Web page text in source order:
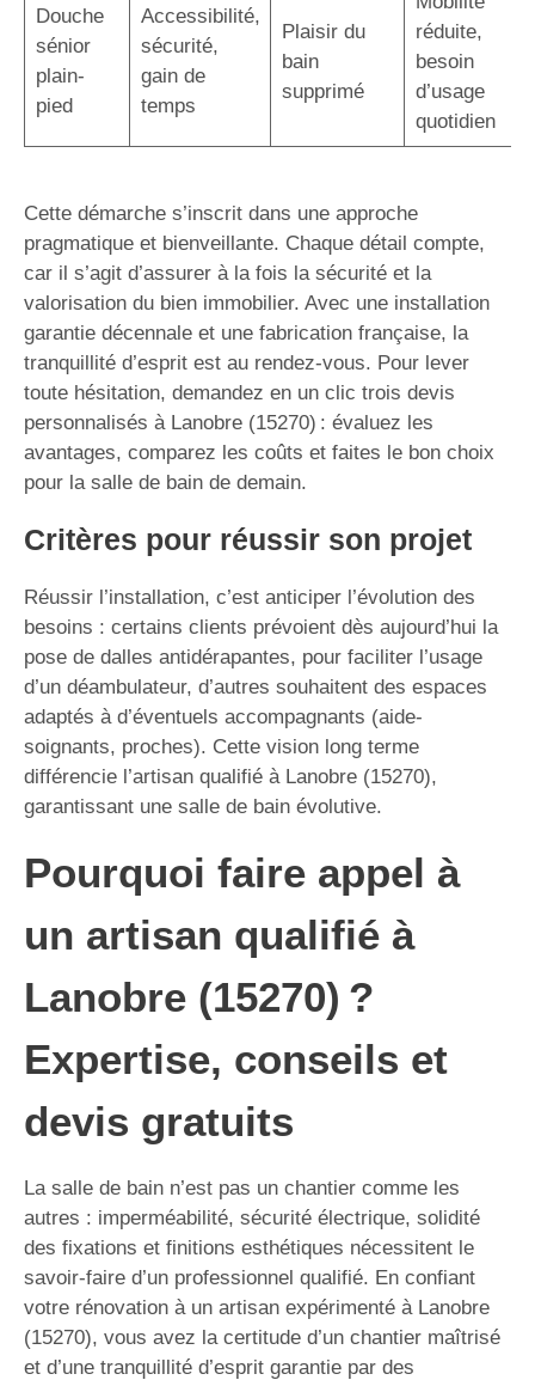
Douche
sénior
plain-
pied
Accessibilité,
sécurité,
gain de
temps
Plaisir du
bain
supprimé
réduite,
besoin
d’usage
quotidien
Cette démarche s’inscrit dans une approche
pragmatique et bienveillante. Chaque détail compte,
car il s’agit d’assurer à la fois la sécurité et la
valorisation du bien immobilier. Avec une installation
garantie décennale et une fabrication française, la
tranquillité d’esprit est au rendez-vous. Pour lever
toute hésitation, demandez en un clic trois devis
personnalisés à Lanobre (15270) : évaluez les
avantages, comparez les coûts et faites le bon choix
pour la salle de bain de demain.
Critères pour réussir son projet
Réussir l’installation, c’est anticiper l’évolution des
besoins : certains clients prévoient dès aujourd’hui la
pose de dalles antidérapantes, pour faciliter l’usage
d’un déambulateur, d’autres souhaitent des espaces
adaptés à d’éventuels accompagnants (aide-
soignants, proches). Cette vision long terme
différencie l’artisan qualifié à Lanobre (15270),
garantissant une salle de bain évolutive.
Pourquoi faire appel à
un artisan qualifié à
Lanobre (15270) ?
Expertise, conseils et
devis gratuits
La salle de bain n’est pas un chantier comme les
autres : imperméabilité, sécurité électrique, solidité
des fixations et finitions esthétiques nécessitent le
savoir-faire d’un professionnel qualifié. En confiant
votre rénovation à un artisan expérimenté à Lanobre
(15270), vous avez la certitude d’un chantier maîtrisé
et d’une tranquillité d’esprit garantie par des